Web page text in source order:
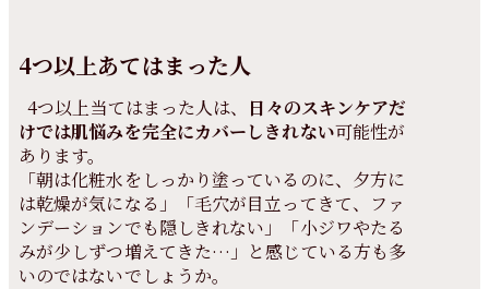
4つ以上あてはまった人
4つ以上当てはまった人は、
日々のスキンケアだ
けでは肌悩みを完全にカバーしきれない可能性が
あります。
「朝は化粧水をしっかり塗っているのに、夕方に
は乾燥が気になる」「毛穴が目立ってきて、ファ
ンデーションでも隠しきれない」「小ジワやたる
みが少しずつ増えてきた…」と感じている方も多
いのではないでしょうか。